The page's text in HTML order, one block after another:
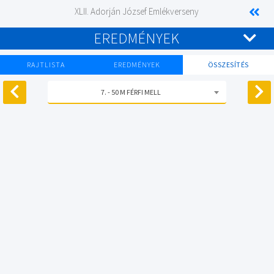
XLII. Adorján József Emlékverseny
EREDMÉNYEK
RAJTLISTA EREDMÉNYEK ÖSSZESÍTÉS
7. - 50 M FÉRFI MELL